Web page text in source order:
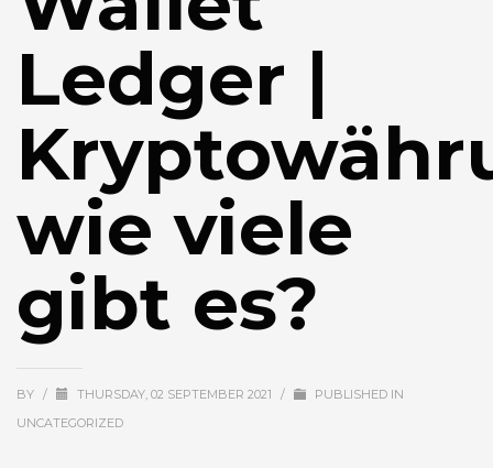
Ledger |
wie viele
gibt es?
BY / THURSDAY, 02 SEPTEMBER 2021 /
PUBLISHED IN
UNCATEGORIZED